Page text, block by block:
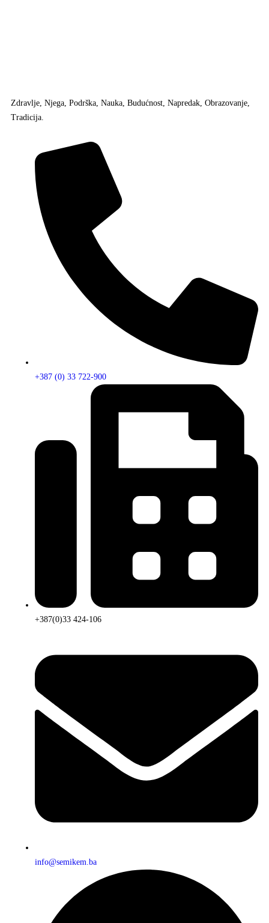
Zdravlje, Njega, Podrška, Nauka, Budućnost, Napredak, Obrazovanje,
Tradicija.
+387 (0) 33 722-900
+387(0)33 424-106
info@semikem.ba